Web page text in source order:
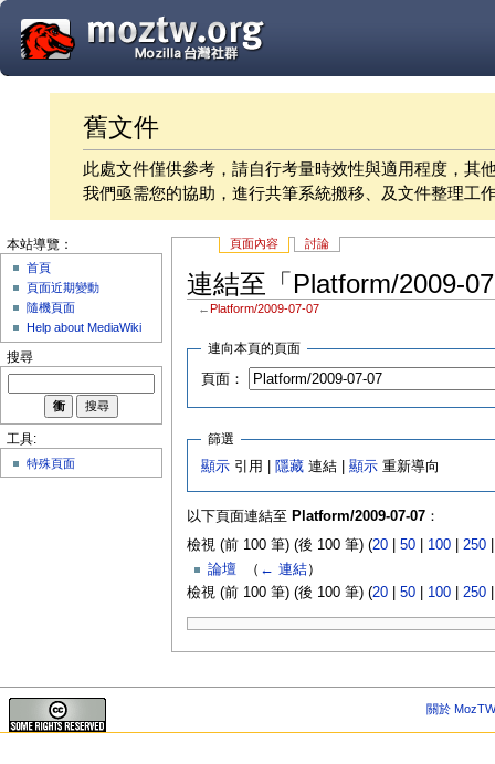
舊文件
此處文件僅供參考，請自行考量時效性與適用程度，其
我們亟需您的協助，進行共筆系統搬移、及文件整理工
頁面內容 討論
連結至「Platform/2009-
← Platform/2009-07-07
連向本頁的頁面
頁面：
篩選
顯示 引用 | 隱藏 連結 |顯示 重新導向
以下頁面連結至 Platform/2009-07-07：
檢視 (前 100 筆) (後 100 筆) (20| 50| 100| 250
論壇
（ ← 連結）
檢視 (前 100 筆) (後 100 筆) (20| 50| 100| 250
本站導覽：
首頁
頁面近期變動
隨機頁面
Help about MediaWiki
搜尋
工具:
特殊頁面
關於